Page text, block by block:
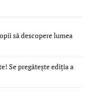
să descopere lumea
Se pregătește ediția a